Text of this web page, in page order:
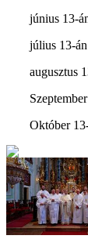
június 13-
július 13-
augusztus
Október